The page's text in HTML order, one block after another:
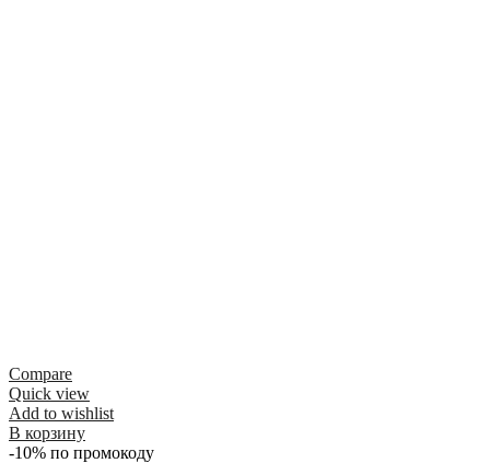
Compare
Quick view
Add to wishlist
В корзину
-10% по промокоду